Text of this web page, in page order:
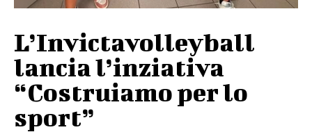
L’Invictavolleyball
lancia l’inziativa
“Costruiamo per lo
sport”